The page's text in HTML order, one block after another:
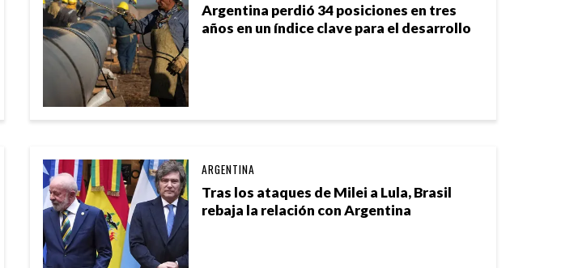
Argentina perdió 34 posiciones en tres
años en un índice clave para el desarrollo
Tras los ataques de Milei a Lula, Brasil
rebaja la relación con Argentina
ARGENTINA